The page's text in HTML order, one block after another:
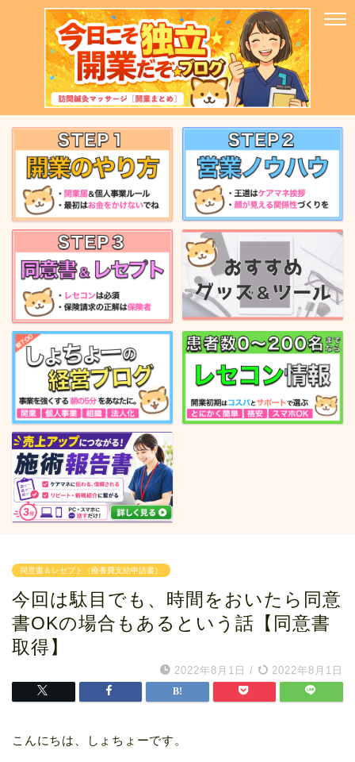
同意書＆レセプト（療養費支給申請書）
今回は駄目でも、時間をおいたら同意
書OKの場合もあるという話【同意書
取得】
2022年8月1日 / 2022年8月1日
こんにちは、しょちょーです。